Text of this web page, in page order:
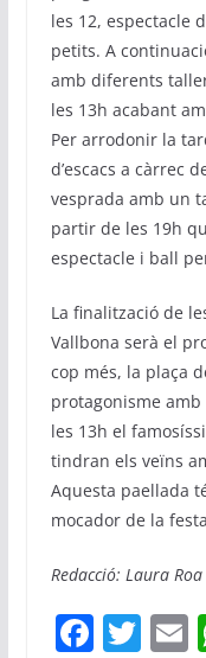
les 12, espectacle
petits. A
amb diferents
les 13h acabant
Per arrodonir la
d’escacs a càrrec
vesprada amb un
partir de les 19h
espectacle i ball
La finalització de
Vallbona serà el
cop més, la plaça
protagonisme amb
les 13h el
tindran els veïns
Aquesta paellada
mocador de la
Redacció: Laura Roa
F T